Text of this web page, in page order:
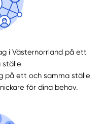
i Västernorrland på ett
ställe
på ett och samma ställe
för dina behov.